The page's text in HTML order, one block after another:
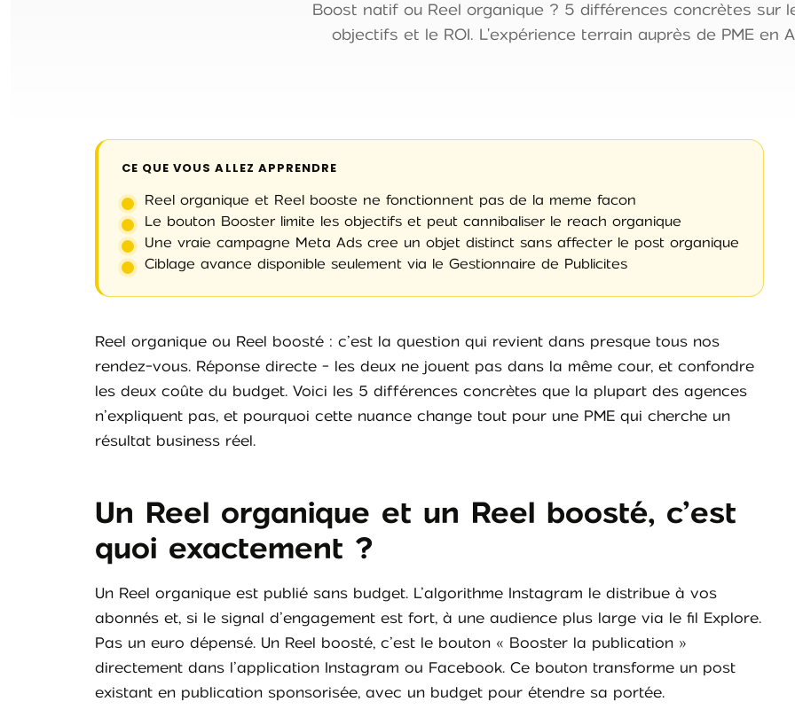
Boost natif ou Reel organique ? 5 différences concrètes sur
objectifs et le ROI. L'expérience terrain auprès de PME en
CE QUE VOUS ALLEZ APPRENDRE
Reel organique et Reel booste ne fonctionnent pas de la meme facon
Le bouton Booster limite les objectifs et peut cannibaliser le reach organique
Une vraie campagne Meta Ads cree un objet distinct sans affecter le post organique
Ciblage avance disponible seulement via le Gestionnaire de Publicites
Reel organique ou Reel boosté : c’est la question qui revient dans presque tous nos
rendez-vous. Réponse directe - les deux ne jouent pas dans la même cour, et confondre
les deux coûte du budget. Voici les 5 différences concrètes que la plupart des agences
n’expliquent pas, et pourquoi cette nuance change tout pour une PME qui cherche un
résultat business réel.
Un Reel organique et un Reel boosté, c’est
quoi exactement ?
Un Reel organique est publié sans budget. L’algorithme Instagram le distribue à vos
abonnés et, si le signal d’engagement est fort, à une audience plus large via le fil Explore.
Pas un euro dépensé. Un Reel boosté, c’est le bouton « Booster la publication »
directement dans l’application Instagram ou Facebook. Ce bouton transforme un post
existant en publication sponsorisée, avec un budget pour étendre sa portée.